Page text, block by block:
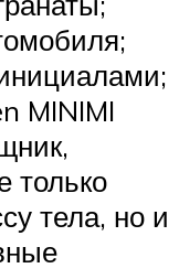
MINIMI
только
тела, но и